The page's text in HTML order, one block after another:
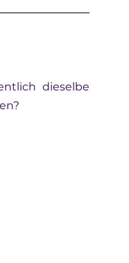
dieselbe